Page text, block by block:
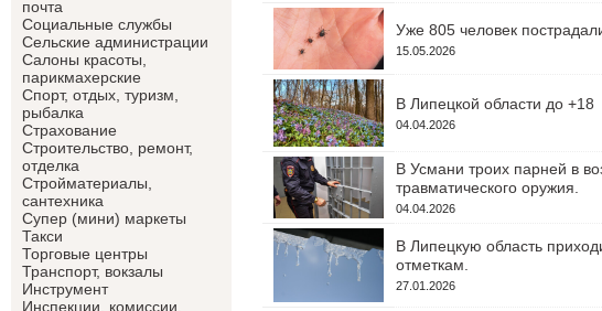
почта
Социальные службы
Сельские администрации
Салоны красоты,
парикмахерские
Спорт, отдых, туризм,
рыбалка
Страхование
Строительство, ремонт,
отделка
Cтройматериалы,
сантехника
Супер (мини) маркеты
Такси
Торговые центры
Транспорт, вокзалы
Инструмент
Инспекции, комиссии,
Уже 805 человек
15.05.2026
В Липецкой области до +18
04.04.2026
В Усмани троих парней в
травматического оружия.
04.04.2026
В Липецкую область
отметкам.
27.01.2026